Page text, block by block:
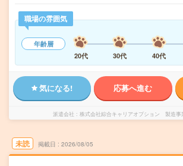
職場の雰囲気
年齢層
20代
30代 40代
気になる! 応募へ進む
派遣会社 株式会社綜合キャリアオプション 製造事
未読 掲載日 2026/08/05